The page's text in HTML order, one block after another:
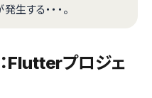
生する・・・。
Flutterプロジェ